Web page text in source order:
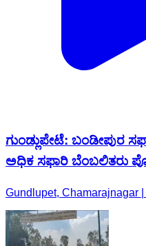
ಗುಂಡ್ಲುಪೇಟೆ: ಬಂಡೀಪುರ
ಅಧಿಕ ಸಫಾರಿ ಬೆಂಬಲಿತರು
Gundlupet, Chamarajnagar